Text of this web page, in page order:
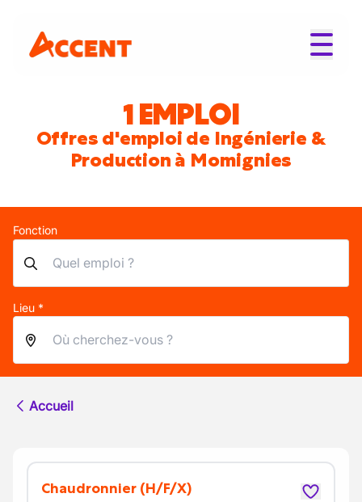
1 EMPLOI
Offres d'emploi de Ingénierie &
Production à Momignies
Fonction
Lieu *
Accueil
Chaudronnier (H/F/X)